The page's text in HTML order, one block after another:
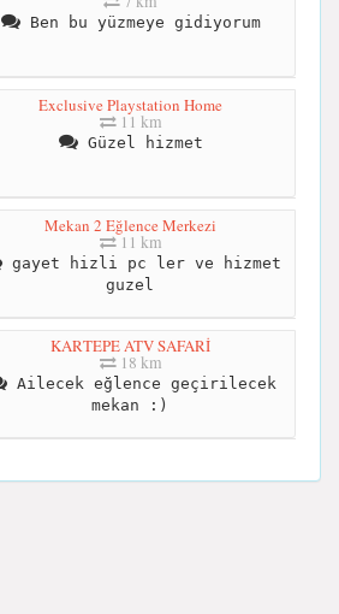
Ben bu yüzmeye gidiyorum
Exclusive Playstation Home
11 km
Güzel hizmet
Mekan 2 Eğlence Merkezi
11 km
gayet hizli pc ler ve hizmet
guzel
KARTEPE ATV SAFARİ
18 km
Ailecek eğlence geçirilecek
mekan :)